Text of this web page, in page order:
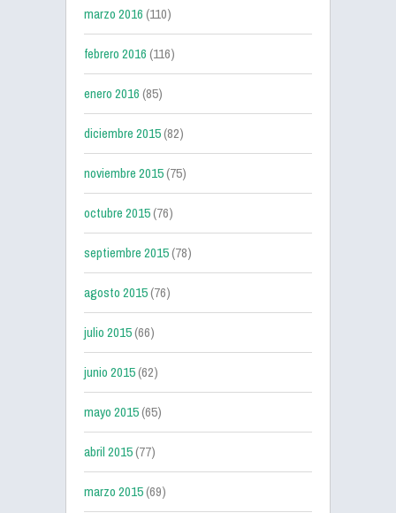
marzo 2016(110)
febrero 2016(116)
enero 2016(85)
diciembre 2015(82)
noviembre 2015(75)
octubre 2015(76)
septiembre 2015(78)
agosto 2015(76)
julio 2015(66)
junio 2015(62)
mayo 2015(65)
abril 2015(77)
marzo 2015(69)